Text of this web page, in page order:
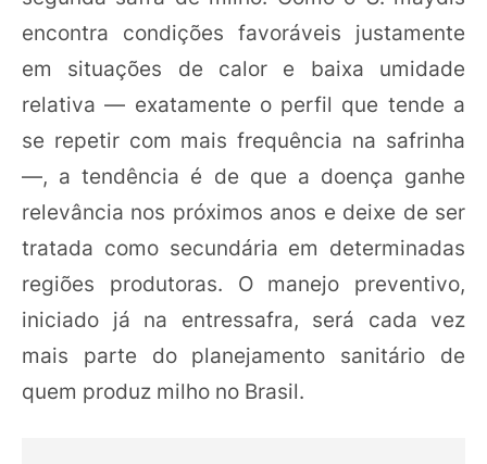
encontra condições favoráveis justamente
em situações de calor e baixa umidade
relativa — exatamente o perfil que tende a
se repetir com mais frequência na safrinha
—, a tendência é de que a doença ganhe
relevância nos próximos anos e deixe de ser
tratada como secundária em determinadas
regiões produtoras. O manejo preventivo,
iniciado já na entressafra, será cada vez
mais parte do planejamento sanitário de
quem produz milho no Brasil.